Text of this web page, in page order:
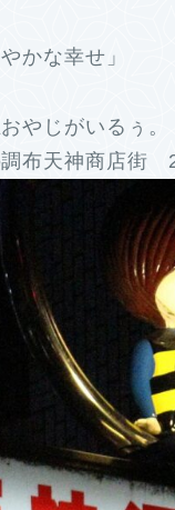
かな幸せ」
やじがいるぅ。
布天神商店街